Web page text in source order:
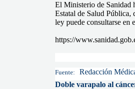
El Ministerio de Sanidad
Estatal de Salud
ley puede consultarse en
https://
Fuente: Redacción
Doble varapalo al